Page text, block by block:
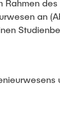
Rahmen
an